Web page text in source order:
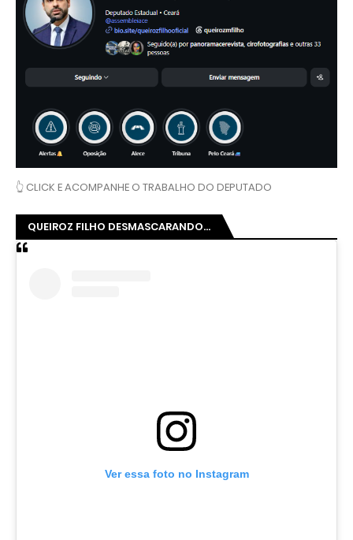
👆 CLICK E ACOMPANHE O TRABALHO DO DEPUTADO
QUEIROZ FILHO DESMASCARANDO...
Ver essa foto no Instagram